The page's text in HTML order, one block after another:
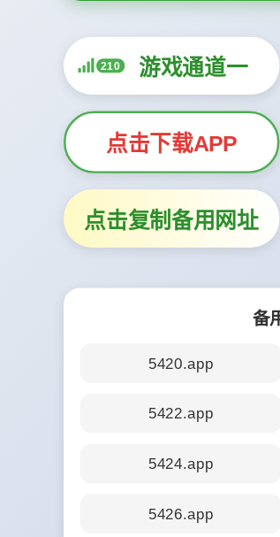
210 游戏通道一
点击下载APP
点击复制备用网址
备
5420.app
5422.app
5424.app
5426.app